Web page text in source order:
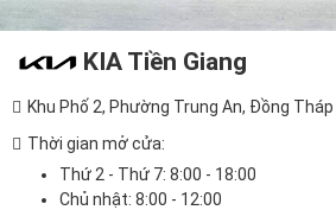
KIA Tiền Giang
Khu Phố 2, Phường Trung An, Đồng Tháp
Thời gian mở cửa:
Thứ 2 - Thứ 7: 8:00 - 18:00
Chủ nhật: 8:00 - 12:00